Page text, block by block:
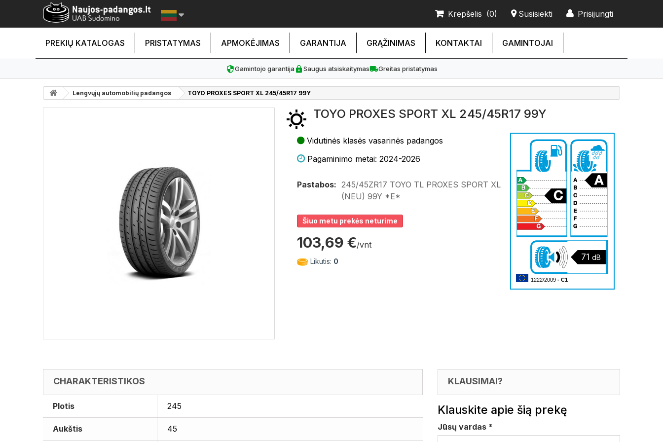
Prisijungti
Susisiekti
Krepšelis (0)
PREKIŲ KATALOGAS PRISTATYMAS APMOKĖJIMAS GARANTIJA GRĄŽINIMAS KONTAKTAI GAMINTOJAI
Gamintojo garantija Saugus atsiskaitymas Greitas pristatymas
Lengvųjų automobilių padangos TOYO PROXES SPORT XL 245/45R17 99Y
TOYO PROXES SPORT XL 245/45R17 99Y
Vidutinės klasės vasarinės padangos
Pagaminimo metai: 2024-2026
Pastabos: 245/45ZR17 TOYO TL PROXES SPORT XL
(NEU) 99Y *E*
Šiuo metu prekės neturime
103,69 €/vnt
Likutis: 0 71 dB
1222/2009 - C1
CHARAKTERISTIKOS
Plotis 245
Aukštis 45
KLAUSIMAI?
Klauskite apie šią prekę
Jūsų vardas *